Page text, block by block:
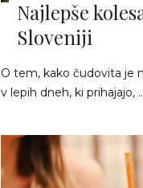
Najlepše
Sloveniji
O tem, kako čudovita je
v lepih dneh, ki prihajajo,